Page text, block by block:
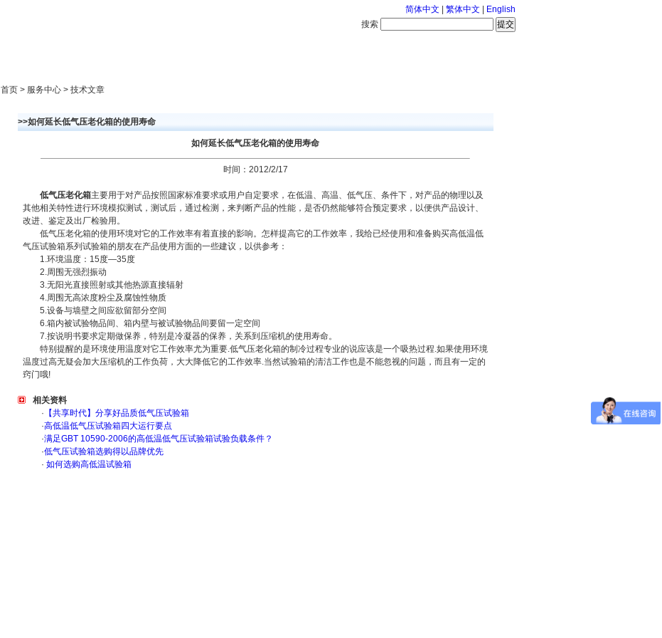
简体中文 繁体中文
English
搜索
首页 > 服务中心 > 技术文章
>>如何延长低气压老化箱的使用寿命
如何延长低气压老化箱的使用寿命
时间：2012/2/17
低气压老化箱主要用于对产品按照国家标准要求或用户自定要求，在低温、高温、低气压、条件下，对产品的物理以及
其他相关特性进行环境模拟测试，测试后，通过检测，来判断产品的性能，是否仍然能够符合预定要求，以便供产品设计、
改进、鉴定及出厂检验用。
低气压老化箱的使用环境对它的工作效率有着直接的影响。怎样提高它的工作效率，我给已经使用和准备购买高低温低
气压试验箱系列试验箱的朋友在产品使用方面的一些建议，以供参考：
1.环境温度：15度—35度
2.周围无强烈振动
3.无阳光直接照射或其他热源直接辐射
4.周围无高浓度粉尘及腐蚀性物质
5.设备与墙壁之间应欲留部分空间
6.箱内被试验物品间、箱内壁与被试验物品间要留一定空间
7.按说明书要求定期做保养，特别是冷凝器的保养，关系到压缩机的使用寿命。
特别提醒的是环境使用温度对它工作效率尤为重要.低气压老化箱的制冷过程专业的说应该是一个吸热过程.如果使用环境
温度过高无疑会加大压缩机的工作负荷，大大降低它的工作效率.当然试验箱的清洁工作也是不能忽视的问题，而且有一定的
窍门哦!
相关资料
· 【共享时代】分享好品质低气压试验箱
·高低温低气压试验箱四大运行要点
·满足GBT 10590-2006的高低温低气压试验箱试验负载条件？
·低气压试验箱选购得以品牌优先
· 如何选购高低温试验箱